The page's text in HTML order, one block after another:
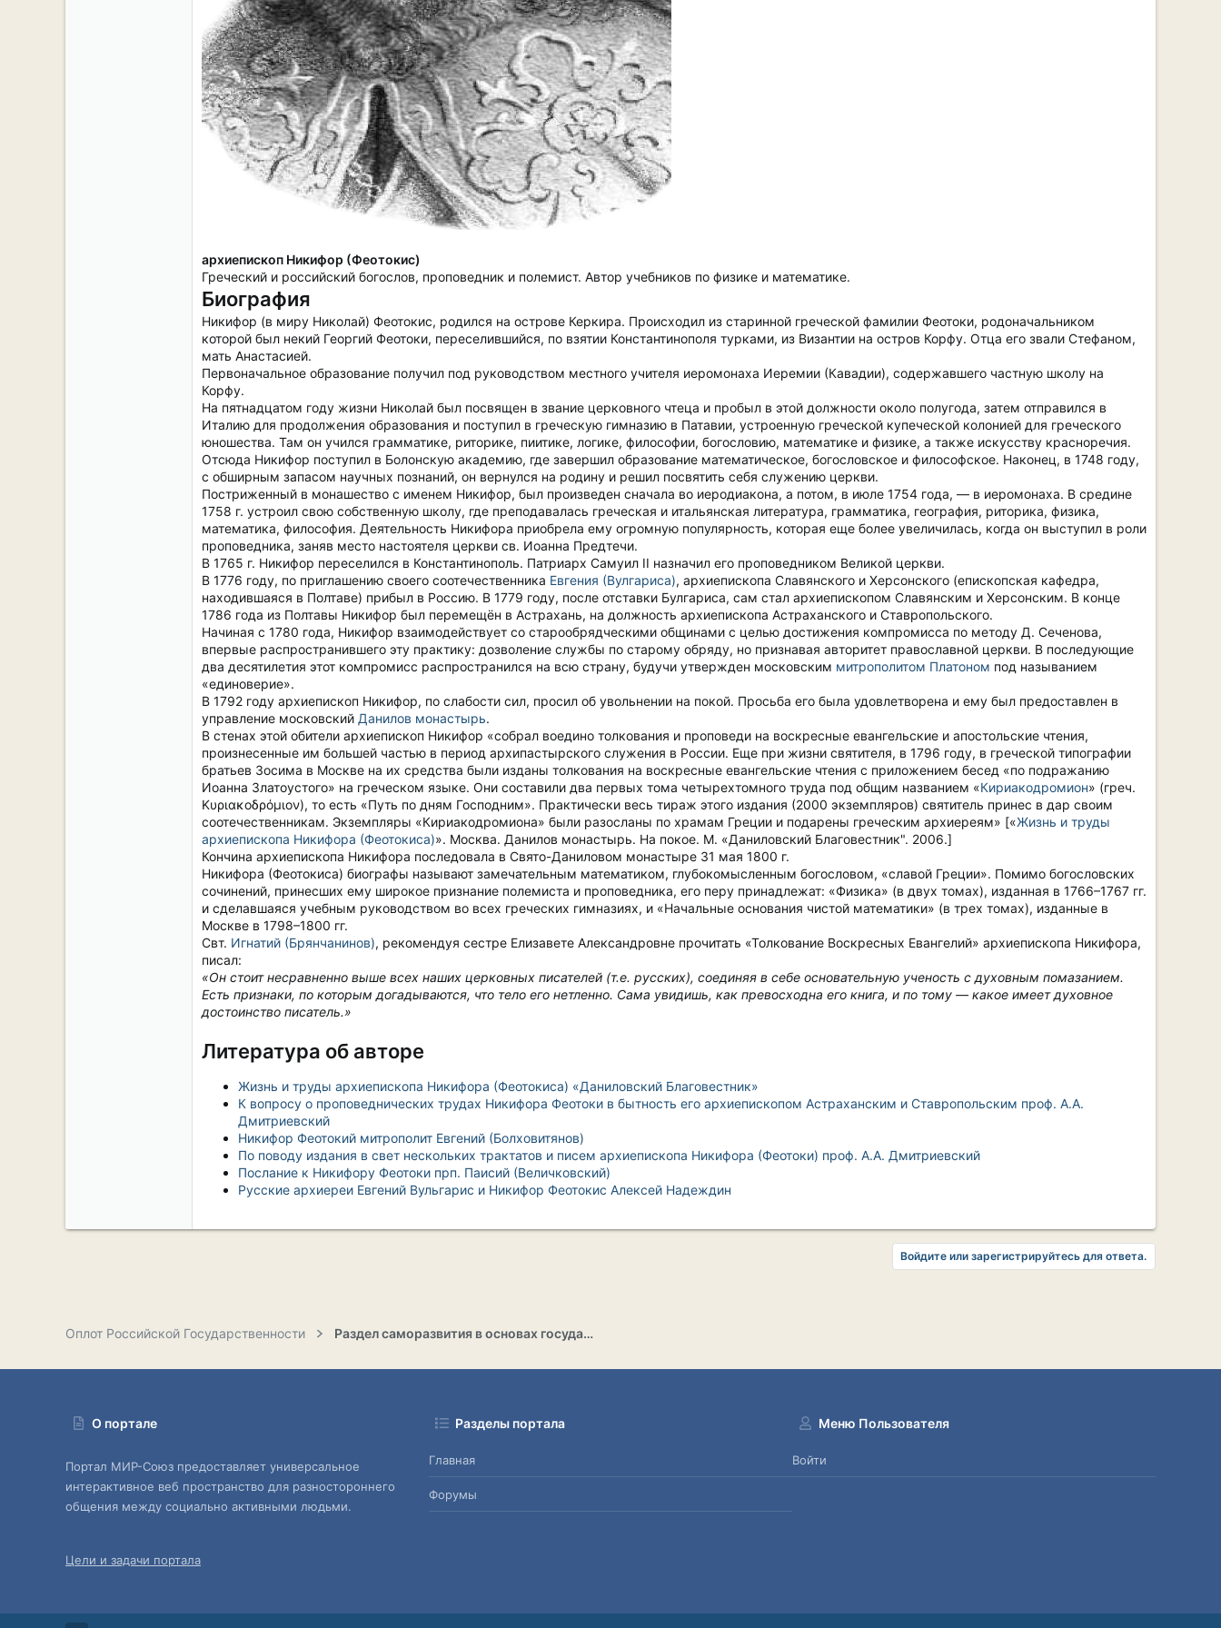
архиепископ Никифор (Феотокис)
Греческий и российский богослов, проповедник и полемист. Автор учебников по физике и математике.
Биография
Никифор (в миру Николай) Феотокис, родился на острове Керкира. Происходил из старинной греческой фамилии Феотоки, родоначальником
которой был некий Георгий Феотоки, переселившийся, по взятии Константинополя турками, из Византии на остров Корфу. Отца его звали Стефаном,
мать Анастасией.
Первоначальное образование получил под руководством местного учителя иеромонаха Иеремии (Кавадии), содержавшего частную школу на
Корфу.
На пятнадцатом году жизни Николай был посвящен в звание церковного чтеца и пробыл в этой должности около полугода, затем отправился в
Италию для продолжения образования и поступил в греческую гимназию в Патавии, устроенную греческой купеческой колонией для греческого
юношества. Там он учился грамматике, риторике, пиитике, логике, философии, богословию, математике и физике, а также искусству красноречия.
Отсюда Никифор поступил в Болонскую академию, где завершил образование математическое, богословское и философское. Наконец, в 1748 году,
с обширным запасом научных познаний, он вернулся на родину и решил посвятить себя служению церкви.
Постриженный в монашество с именем Никифор, был произведен сначала во иеродиакона, а потом, в июле 1754 года, — в иеромонаха. В средине
1758 г. устроил свою собственную школу, где преподавалась греческая и итальянская литература, грамматика, география, риторика, физика,
математика, философия. Деятельность Никифора приобрела ему огромную популярность, которая еще более увеличилась, когда он выступил в роли
проповедника, заняв место настоятеля церкви св. Иоанна Предтечи.
В 1765 г. Никифор переселился в Константинополь. Патриарх Самуил II назначил его проповедником Великой церкви.
В 1776 году, по приглашению своего соотечественника Евгения (Вулгариса), архиепископа Славянского и Херсонского (епископская кафедра,
находившаяся в Полтаве) прибыл в Россию. В 1779 году, после отставки Булгариса, сам стал архиепископом Славянским и Херсонским. В конце
1786 года из Полтавы Никифор был перемещён в Астрахань, на должность архиепископа Астраханского и Ставропольского.
Начиная с 1780 года, Никифор взаимодействует со старообрядческими общинами с целью достижения компромисса по методу Д. Сеченова,
впервые распространившего эту практику: дозволение службы по старому обряду, но признавая авторитет православной церкви. В последующие
два десятилетия этот компромисс распространился на всю страну, будучи утвержден московским митрополитом Платоном под называнием
«единоверие».
В 1792 году архиепископ Никифор, по слабости сил, просил об увольнении на покой. Просьба его была удовлетворена и ему был предоставлен в
управление московский Данилов монастырь.
В стенах этой обители архиепископ Никифор «собрал воедино толкования и проповеди на воскресные евангельские и апостольские чтения,
произнесенные им большей частью в период архипастырского служения в России. Еще при жизни святителя, в 1796 году, в греческой типографии
братьев Зосима в Москве на их средства были изданы толкования на воскресные евангельские чтения с приложением бесед «по подражанию
Иоанна Златоустого» на греческом языке. Они составили два первых тома четырехтомного труда под общим названием «Кириакодромион» (греч.
Κυριακοδρόμιον), то есть «Путь по дням Господним». Практически весь тираж этого издания (2000 экземпляров) святитель принес в дар своим
соотечественникам. Экземпляры «Кириакодромиона» были разосланы по храмам Греции и подарены греческим архиереям» [«Жизнь и труды
архиепископа Никифора (Феотокиса)». Москва. Данилов монастырь. На покое. М. «Даниловский Благовестник". 2006.]
Кончина архиепископа Никифора последовала в Свято-Даниловом монастыре 31 мая 1800 г.
Никифора (Феотокиса) биографы называют замечательным математиком, глубокомысленным богословом, «славой Греции». Помимо богословских
сочинений, принесших ему широкое признание полемиста и проповедника, его перу принадлежат: «Физика» (в двух томах), изданная в 1766–1767 гг.
и сделавшаяся учебным руководством во всех греческих гимназиях, и «Начальные основания чистой математики» (в трех томах), изданные в
Москве в 1798–1800 гг.
Свт. Игнатий (Брянчанинов), рекомендуя сестре Елизавете Александровне прочитать «Толкование Воскресных Евангелий» архиепископа Никифора,
писал:
«Он стоит несравненно выше всех наших церковных писателей (т.е. русских), соединяя в себе основательную ученость с духовным помазанием.
Есть признаки, по которым догадываются, что тело его нетленно. Сама увидишь, как превосходна его книга, и по тому — какое имеет духовное
достоинство писатель.»
Литература об авторе
Жизнь и труды архиепископа Никифора (Феотокиса) «Даниловский Благовестник»
К вопросу о проповеднических трудах Никифора Феотоки в бытность его архиепископом Астраханским и Ставропольским проф. А.А.
Дмитриевский
Никифор Феотокий митрополит Евгений (Болховитянов)
По поводу издания в свет нескольких трактатов и писем архиепископа Никифора (Феотоки) проф. А.А. Дмитриевский
Послание к Никифору Феотоки прп. Паисий (Величковский)
Русские архиереи Евгений Вульгарис и Никифор Феотокис Алексей Надеждин
Войдите или зарегистрируйтесь для ответа.
Оплот Российской Государственности Раздел саморазвития в основах государственности
О портале
Портал МИР-Союз предоставляет универсальное
интерактивное веб пространство для разностороннего
общения между социально активными людьми.
Цели и задачи портала
Разделы портала
Главная
Форумы
Меню Пользователя
Войти